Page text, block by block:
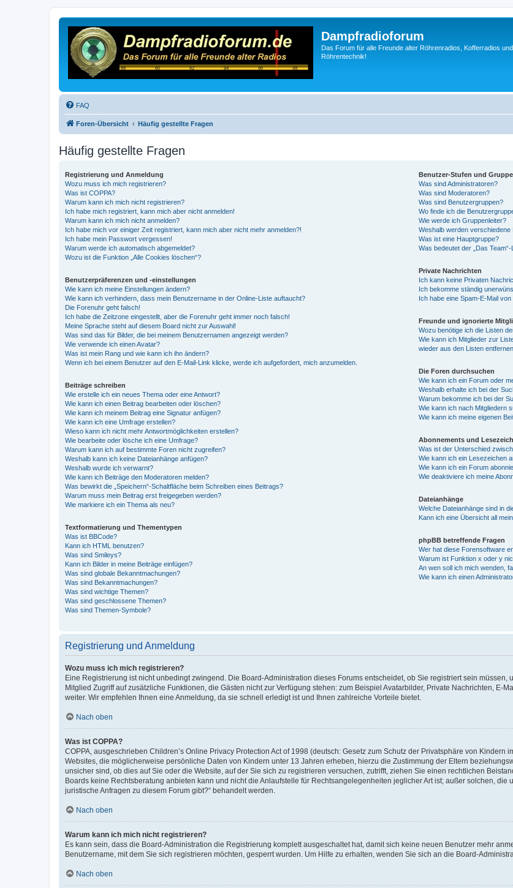
Dampfradioforum
Das Forum für alle Freunde alter Röhrenradios, Kofferradios und
Röhrentechnik!
FAQ
Foren-Übersicht Häufig gestellte Fragen
Häufig gestellte Fragen
Registrierung und Anmeldung
Wozu muss ich mich registrieren?
Was ist COPPA?
Warum kann ich mich nicht registrieren?
Ich habe mich registriert, kann mich aber nicht anmelden!
Warum kann ich mich nicht anmelden?
Ich habe mich vor einiger Zeit registriert, kann mich aber nicht mehr anmelden?!
Ich habe mein Passwort vergessen!
Warum werde ich automatisch abgemeldet?
Wozu ist die Funktion „Alle Cookies löschen“?
Benutzerpräferenzen und -einstellungen
Wie kann ich meine Einstellungen ändern?
Wie kann ich verhindern, dass mein Benutzername in der Online-Liste auftaucht?
Die Forenuhr geht falsch!
Ich habe die Zeitzone eingestellt, aber die Forenuhr geht immer noch falsch!
Meine Sprache steht auf diesem Board nicht zur Auswahl!
Was sind das für Bilder, die bei meinem Benutzernamen angezeigt werden?
Wie verwende ich einen Avatar?
Was ist mein Rang und wie kann ich ihn ändern?
Wenn ich bei einem Benutzer auf den E-Mail-Link klicke, werde ich aufgefordert, mich anzumelden.
Beiträge schreiben
Wie erstelle ich ein neues Thema oder eine Antwort?
Wie kann ich einen Beitrag bearbeiten oder löschen?
Wie kann ich meinem Beitrag eine Signatur anfügen?
Wie kann ich eine Umfrage erstellen?
Wieso kann ich nicht mehr Antwortmöglichkeiten erstellen?
Wie bearbeite oder lösche ich eine Umfrage?
Warum kann ich auf bestimmte Foren nicht zugreifen?
Weshalb kann ich keine Dateianhänge anfügen?
Weshalb wurde ich verwarnt?
Wie kann ich Beiträge den Moderatoren melden?
Was bewirkt die „Speichern“-Schaltfläche beim Schreiben eines Beitrags?
Warum muss mein Beitrag erst freigegeben werden?
Wie markiere ich ein Thema als neu?
Textformatierung und Thementypen
Was ist BBCode?
Kann ich HTML benutzen?
Was sind Smileys?
Kann ich Bilder in meine Beiträge einfügen?
Was sind globale Bekanntmachungen?
Was sind Bekanntmachungen?
Was sind wichtige Themen?
Was sind geschlossene Themen?
Was sind Themen-Symbole?
Benutzer-Stufen und
Was sind Administratoren?
Was sind Moderatoren?
Was sind Benutzergruppen?
Wo finde ich die
Wie werde ich Gruppenleiter?
Weshalb werden
Was ist eine Hauptgruppe?
Was bedeutet der „Das
Private Nachrichten
Ich kann keine Privaten
Ich bekomme ständig
Ich habe eine Spam-E-Mail
Freunde und ignorierte
Wozu benötige ich die Listen
Wie kann ich Mitglieder zur
wieder aus den Listen
Die Foren durchsuchen
Wie kann ich ein Forum oder
Weshalb erhalte ich bei der
Warum bekomme ich bei der
Wie kann ich nach Mitgliedern
Wie kann ich meine eigenen
Abonnements und
Was ist der Unterschied
Wie kann ich ein Lesezeichen
Wie kann ich ein Forum
Wie deaktiviere ich meine
Dateianhänge
Welche Dateianhänge sind in
Kann ich eine Übersicht all
phpBB betreffende Fragen
Wer hat diese Forensoftware
Warum ist Funktion x oder y
An wen soll ich mich wenden,
Wie kann ich einen
Registrierung und Anmeldung
Wozu muss ich mich registrieren?
Eine Registrierung ist nicht unbedingt zwingend. Die Board-Administration dieses Forums entscheidet, ob Sie registriert sein
Mitglied Zugriff auf zusätzliche Funktionen, die Gästen nicht zur Verfügung stehen: zum Beispiel Avatarbilder, Private Nachrichten, E-
weiter. Wir empfehlen Ihnen eine Anmeldung, da sie schnell erledigt ist und Ihnen zahlreiche Vorteile bietet.
Nach oben
Was ist COPPA?
COPPA, ausgeschrieben Children’s Online Privacy Protection Act of 1998 (deutsch: Gesetz zum Schutz der Privatsphäre von
Websites, die möglicherweise persönliche Daten von Kindern unter 13 Jahren erheben, hierzu die Zustimmung der Eltern
unsicher sind, ob dies auf Sie oder die Website, auf der Sie sich zu registrieren versuchen, zutrifft, ziehen Sie einen rechtlichen
Boards keine Rechtsberatung anbieten kann und nicht die Anlaufstelle für Rechtsangelegenheiten jeglicher Art ist; außer solchen,
juristische Anfragen zu diesem Forum gibt?“ behandelt werden.
Nach oben
Warum kann ich mich nicht registrieren?
Es kann sein, dass die Board-Administration die Registrierung komplett ausgeschaltet hat, damit sich keine neuen Benutzer mehr
Benutzername, mit dem Sie sich registrieren möchten, gesperrt wurden. Um Hilfe zu erhalten, wenden Sie sich an die Board-
Nach oben